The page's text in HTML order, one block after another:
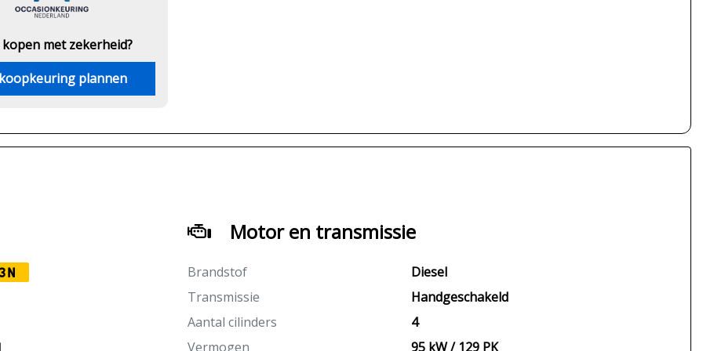
met zekerheid?
plannen
Motor en transmissie
Brandstof
Diesel
Transmissie
Handgeschakeld
Aantal cilinders
4
Vermogen
95 kW / 129 PK